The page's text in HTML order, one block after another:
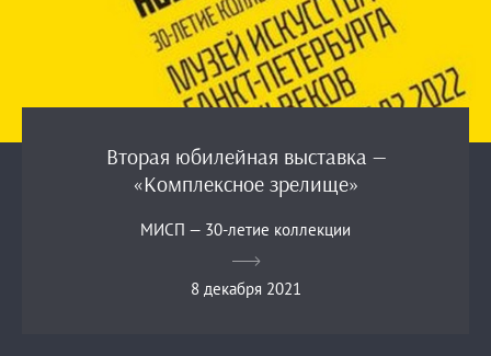
Вторая юбилейная выставка —
«Комплексное зрелище»
МИСП — 30-летие коллекции
8 декабря 2021